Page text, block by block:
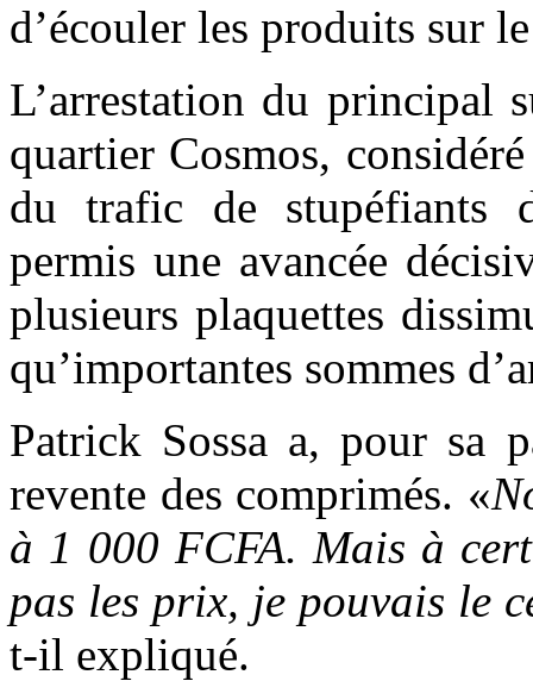
d’écouler les produits sur
L’arrestation du principal
quartier Cosmos,
du trafic de stupéfiants
permis une avancée
plusieurs plaquettes
qu’importantes sommes
Patrick Sossa a, pour sa
revente des comprimés. «
à 1 000 FCFA. Mais à
pas les prix, je pouvais le
t-il expliqué.